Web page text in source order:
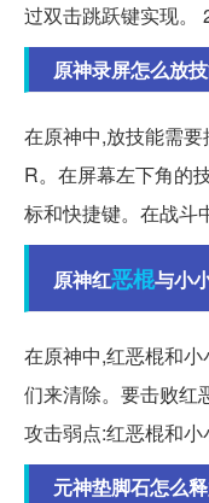
过双击跳跃键实现。
原神录屏怎么放
在原神中,放技能需
R。在屏幕左下角的
标和快捷键。在战斗
原神红恶棍与小
在原神中,红恶棍和
们来清除。要击败红
攻击弱点:红恶棍和
元神垫脚石怎么